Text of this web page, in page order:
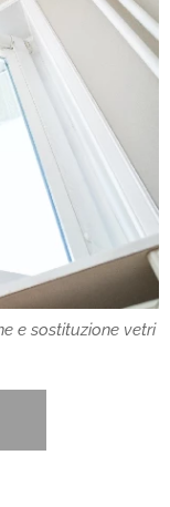
e sostituzione vetri